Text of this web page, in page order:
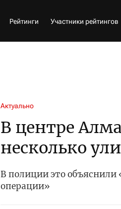
Рейтинги Участники рейтингов
Актуально
В центре
несколько
В полиции это объяснили
операции»